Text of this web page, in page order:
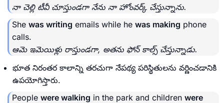
నా చెల్లి టీవీ చూస్తుండగా నేను నా హోంవర్క్ చేస్తున్నాను.
She was writing emails while he was making phone
calls.
ఆమె ఇమెయిళ్లు రాస్తుండగా, అతను ఫోన్ కాల్స్ చేస్తున్నాడు.
భూత నిరంతర కాలాన్ని తరచుగా నేపథ్య పరిస్థితులను వర్ణించడానికి
ఉపయోగిస్తారు.
People were walking in the park and children were